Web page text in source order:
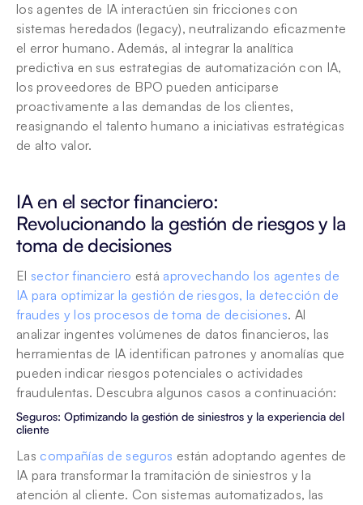
los agentes de IA interactúen sin fricciones con
sistemas heredados (legacy), neutralizando eficazmente
el error humano. Además, al integrar la analítica
predictiva en sus estrategias de automatización con IA,
los proveedores de BPO pueden anticiparse
proactivamente a las demandas de los clientes,
reasignando el talento humano a iniciativas estratégicas
de alto valor.
IA en el sector financiero:
Revolucionando la gestión de riesgos y la
toma de decisiones
El sector financiero está aprovechando los agentes de
IA para optimizar la gestión de riesgos, la detección de
fraudes y los procesos de toma de decisiones. Al
analizar ingentes volúmenes de datos financieros, las
herramientas de IA identifican patrones y anomalías que
pueden indicar riesgos potenciales o actividades
fraudulentas. Descubra algunos casos a continuación:
Seguros: Optimizando la gestión de siniestros y la experiencia del
cliente
Las compañías de seguros están adoptando agentes de
IA para transformar la tramitación de siniestros y la
atención al cliente. Con sistemas automatizados, las